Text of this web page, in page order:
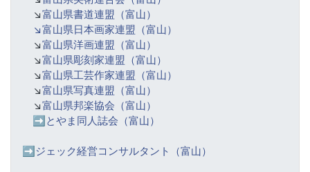
↘️富山県書道連盟（富山）
↘️富山県日本画家連盟（富山）
↘️富山県洋画連盟（富山）
↘️富山県彫刻家連盟（富山）
↘️富山県工芸作家連盟（富山）
↘️富山県写真連盟（富山）
↘️富山県邦楽協会（富山）
➡️ とやま同人誌会（富山）
➡️ジェック経営コンサルタント（富山）